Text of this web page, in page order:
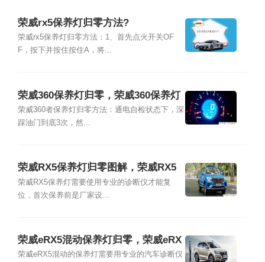
荣威rx5保养灯归零方法?
荣威rx5保养灯归零方法：1、首先点火开关OF
F，按下并按住按住A，将...
荣威360保养灯归零，荣威360保养灯
怎么消除
荣威360者保养灯归零方法：通电自检状态下，深
踩油门到底3次，然...
荣威RX5保养灯归零图解，荣威RX5
保养复位视频
荣威RX5保养灯需要使用专业的诊断仪才能复
位，首次保养前是厂家设...
荣威eRX5混动保养灯归零，荣威eRX
5保养灯怎么归零
荣威eRX5混动的保养灯需要用专业的汽车诊断仪